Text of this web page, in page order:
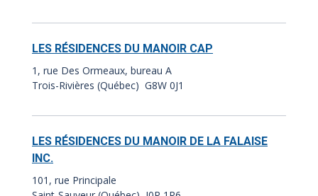
LES RÉSIDENCES DU MANOIR CAP
1, rue Des Ormeaux, bureau A
Trois-Rivières (Québec) G8W 0J1
LES RÉSIDENCES DU MANOIR DE LA FALAISE
INC.
101, rue Principale